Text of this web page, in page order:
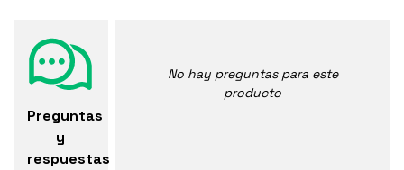
Preguntas
y
respuestas
No hay preguntas para este
producto